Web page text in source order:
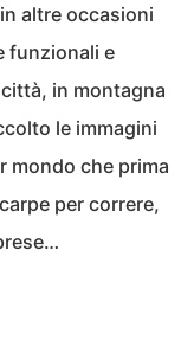
altre occasioni
funzionali e
in montagna
le immagini
mondo che prima
per correre,